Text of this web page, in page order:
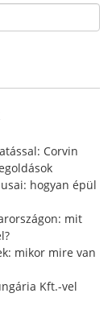
Corvin
hogyan épül
mit
mikor mire van
Kft.-vel